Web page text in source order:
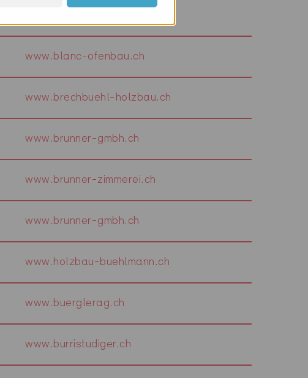
www.blanc-ofenbau.ch
www.brechbuehl-holzbau.ch
www.brunner-gmbh.ch
www.brunner-zimmerei.ch
www.brunner-gmbh.ch
www.holzbau-buehlmann.ch
www.buerglerag.ch
www.burristudiger.ch